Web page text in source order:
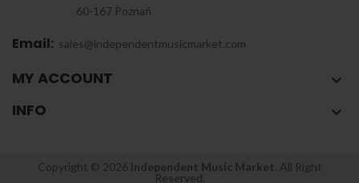
60-167 Poznań
Email: sales@independentmusicmarket.com
MY ACCOUNT 
INFO 
Copyright © 2026 Independent Music Market. All Right
Reserved.